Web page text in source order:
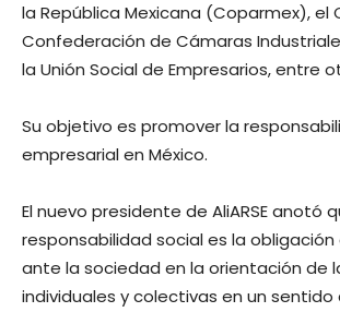
la República Mexicana (Coparmex), el
Confederación de Cámaras
la Unión Social de Empresarios, entre
Su objetivo es promover la
empresarial en México.
El nuevo presidente de AliARSE anotó
responsabilidad social es la
ante la sociedad en la orientación de
individuales y colectivas en un